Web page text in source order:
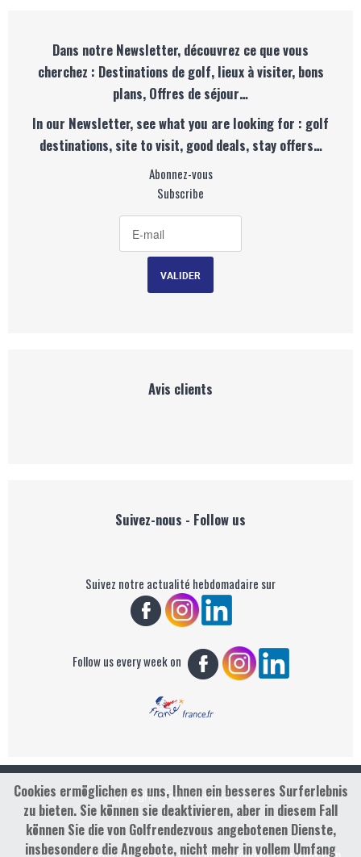
Dans notre Newsletter, découvrez ce que vous
cherchez : Destinations de golf, lieux à visiter, bons
plans, Offres de séjour…
In our Newsletter, see what you are looking for : golf
destinations, site to visit, good deals, stay offers…
Abonnez-vous
Subscribe
Avis clients
Suivez-nous - Follow us
Suivez notre actualité hebdomadaire sur
Follow us every week on
Copyright : Golf Rendez-vous
Cookies ermöglichen es uns, Ihnen ein besseres Surferlebnis
zu bieten. Sie können sie deaktivieren, aber in diesem Fall
können Sie die von Golfrendezvous angebotenen Dienste,
insbesondere die Angebote, nicht mehr in vollem Umfang